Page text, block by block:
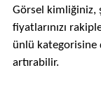
Görsel kimliğiniz,
fiyatlarınızı
ünlü kategorisine
artırabilir.